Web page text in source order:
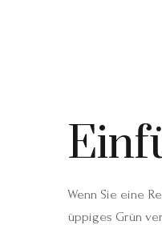
Wenn Sie eine
üppiges Grün